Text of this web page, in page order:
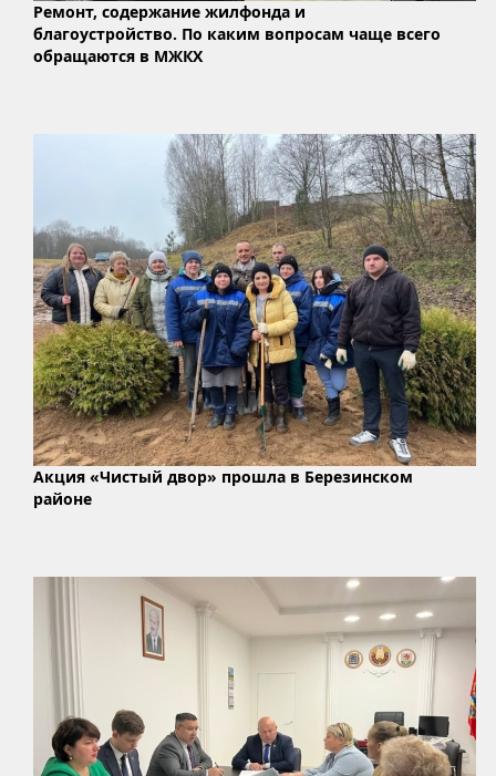
Ремонт, содержание жилфонда и
благоустройство. По каким вопросам чаще всего
обращаются в МЖКХ
Акция «Чистый двор» прошла в Березинском
районе